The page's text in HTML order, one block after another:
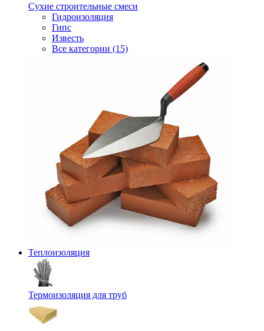
Сухие строительные смеси
Гидроизоляция
Гипс
Известь
Все категории (15)
Теплоизоляция
Термоизоляция для труб